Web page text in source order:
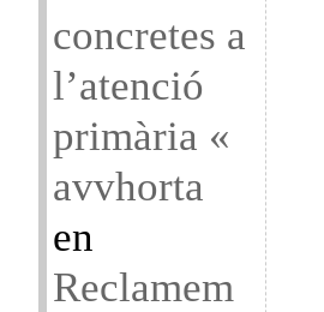
concretes a
l’atenció
primària «
avvhorta
en
Reclamem